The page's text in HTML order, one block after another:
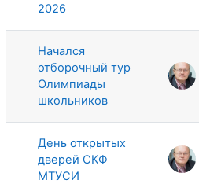
2026
Начался
отборочный тур
Олимпиады
школьников
День открытых
дверей СКФ
МТУСИ